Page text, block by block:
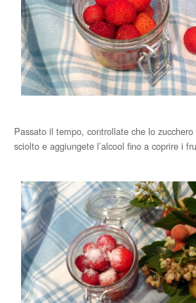
Passato il tempo, controllate che lo
sciolto e aggiungete l’alcool fino a coprire i